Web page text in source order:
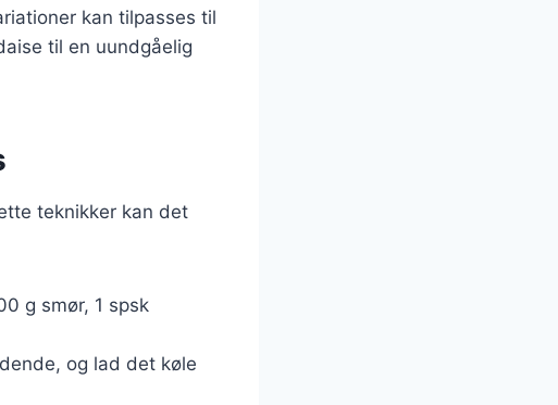
kan tilpasses til
til en uundgåelig
teknikker kan det
g smør, 1 spsk
og lad det køle